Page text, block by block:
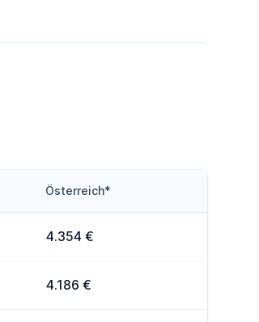
Österreich*
4.354 €
4.186 €